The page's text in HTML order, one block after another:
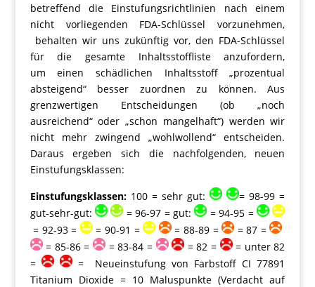
betreffend die Einstufungsrichtlinien nach einem
nicht vorliegenden FDA-Schlüssel vorzunehmen,
behalten wir uns zukünftig vor, den FDA-Schlüssel
für die gesamte Inhaltsstoffliste anzufordern,
um einen schädlichen Inhaltsstoff „prozentual
absteigend“ besser zuordnen zu können. Aus
grenzwertigen Entscheidungen (ob „noch
ausreichend“ oder „schon mangelhaft“) werden wir
nicht mehr zwingend „wohlwollend“ entscheiden.
Daraus ergeben sich die nachfolgenden, neuen
Einstufungsklassen:
Einstufungsklassen:100 = sehr gut:
= 98-99 =
gut-sehr-gut:
= 96-97 = gut:
= 94-95 =
= 92-93 =
= 90-91 = = 88-89 =
= 87 =
= 85-86 =
= 83-84 = = 82 =
= unter 82
=
= Neueinstufung von Farbstoff CI 77891
Titanium Dioxide = 10 Maluspunkte (Verdacht auf